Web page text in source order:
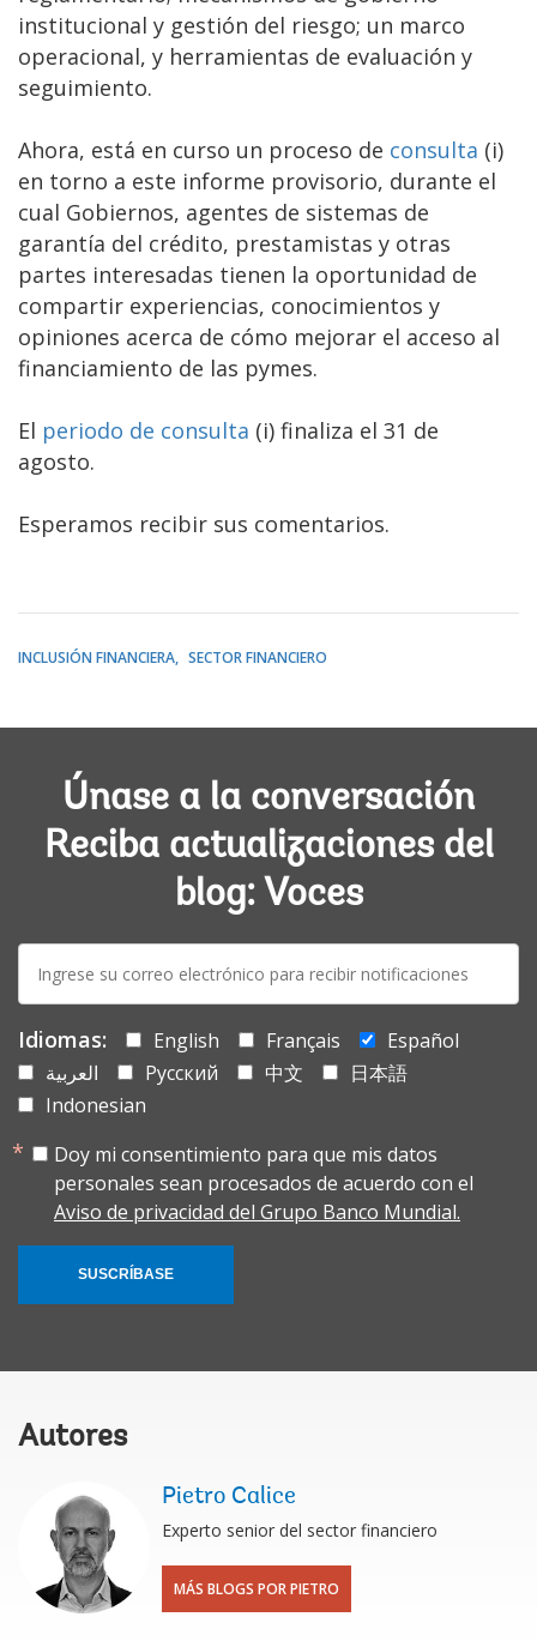
institucional y gestión del riesgo; un marco
operacional, y herramientas de evaluación y
seguimiento.
Ahora, está en curso un proceso de consulta (i)
en torno a este informe provisorio, durante el
cual Gobiernos, agentes de sistemas de
garantía del crédito, prestamistas y otras
partes interesadas tienen la oportunidad de
compartir experiencias, conocimientos y
opiniones acerca de cómo mejorar el acceso al
financiamiento de las pymes.
El periodo de consulta (i) finaliza el 31 de
agosto.
Esperamos recibir sus comentarios.
INCLUSIÓN FINANCIERA SECTOR FINANCIERO
Únase a la conversación
Reciba actualizaciones del
blog: Voces
E-
mail:
Idiomas: English Français
Español
العربية
Русский 中文
日本語
Indonesian
Doy mi consentimiento para que mis datos
personales sean procesados de acuerdo con el
Aviso de privacidad del Grupo Banco Mundial.
SUSCRÍBASE
Autores
Pietro Calice
Experto senior del sector financiero
MÁS BLOGS POR PIETRO